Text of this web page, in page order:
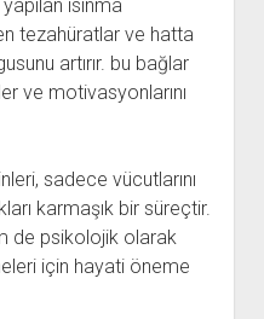
ısınma
tezahüratlar ve hatta
artırır. bu bağlar
ve motivasyonlarını
sadece vücutlarını
karmaşık bir süreçtir.
de psikolojik olarak
için hayati öneme